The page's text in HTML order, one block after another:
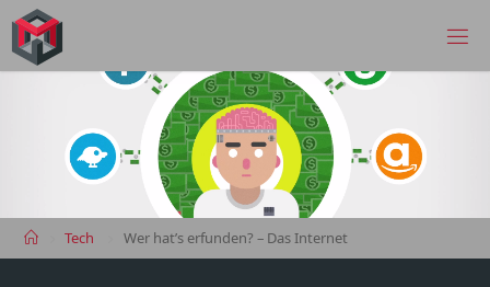
Skip
content
HomeTech Wer hat’s erfunden? – Das Internet